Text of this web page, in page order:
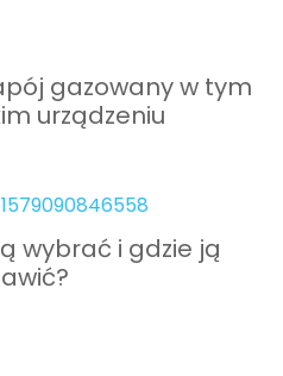
gazowany w tym
urządzeniu
wybrać i gdzie ją